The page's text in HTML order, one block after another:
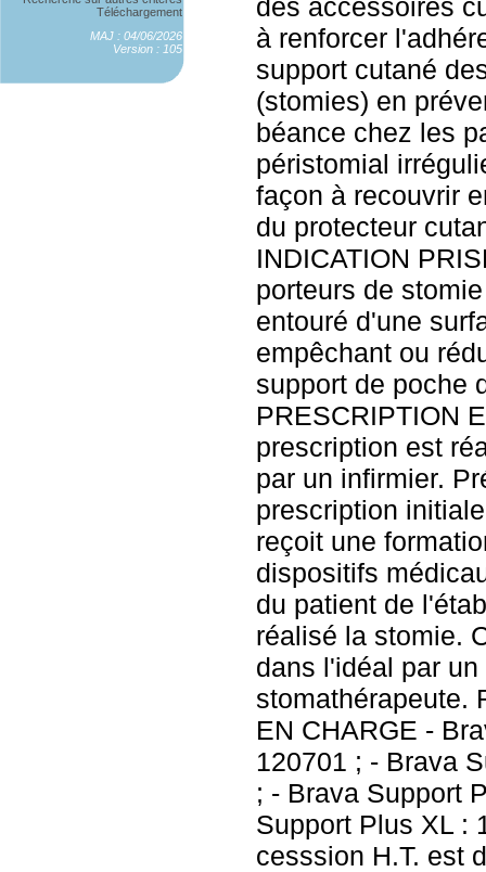
Téléchargement
MAJ : 04/06/2026
Version : 105
des accessoires
à renforcer
support cutané
(stomies) en
béance chez les
péristomial
façon à recouvrir
du protecteur
INDICATION
porteurs de
entouré d'une
empêchant ou
support de poche
PRESCRIPTION
prescription est
par un infirmier.
prescription
reçoit une
dispositifs
du patient de
réalisé la stomie.
dans l'idéal par
stomathérapeute.
EN CHARGE -
120701 ; - Brava
; - Brava Support
Support Plus XL :
cesssion H.T. est